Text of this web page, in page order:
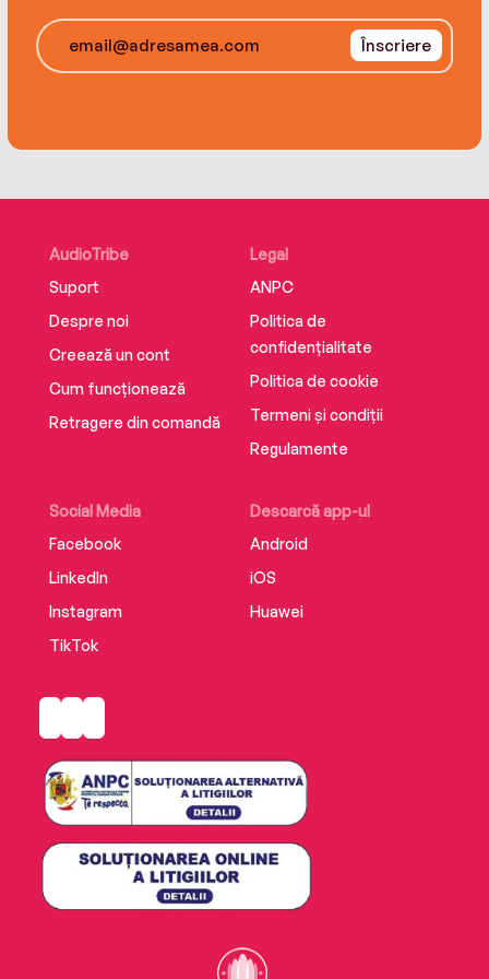
Înscriere
AudioTribe
Suport
Despre noi
Creează un cont
Cum funcționează
Retragere din comandă
Social Media
Facebook
LinkedIn
Instagram
TikTok
Descarcă app-ul
Android
iOS
Huawei
Legal
ANPC
Politica de
confidențialitate
Politica de cookie
Termeni și condiții
Regulamente